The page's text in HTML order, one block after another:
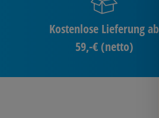
Kostenlose Lieferung ab
59,-€ (netto)